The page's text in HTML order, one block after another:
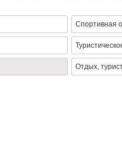
Спортивная
Отдых,